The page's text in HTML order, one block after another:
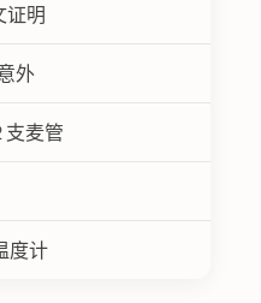
证明
外
支麦管
度计